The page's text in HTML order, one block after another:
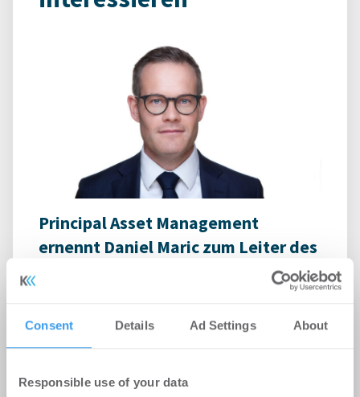
Consent Details Ad Settings About
Responsible use of your data
Principal Asset Management
ernennt Daniel Maric zum Leiter des
Login für den ganzen Artikel Wenn noch nicht
registriert, erstellen Sie sich jetzt Ihren